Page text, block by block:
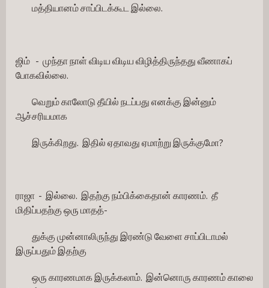
மத்தியானம் சாப்பிடக்கூட இல்லை.
ஜிம்   -  முந்தா நாள் விடிய விடிய விழித்திருந்தது வீணாகப்
போகவில்லை.
வெறும் காலோடு தீயில் நடப்பது எனக்கு இன்னும்
ஆச்சரியமாக
இருக்கிறது.  இதில் ஏதாவது ஏமாற்று இருக்குமோ?
ராஜா  -  இல்லை.  இதற்கு நம்பிக்கைதான் காரணம்.  தீ
மிதிப்பதற்கு ஒரு மாதத்-
துக்கு முன்னாலிருந்து இரண்டு வேளை சாப்பிடாமல்
இருப்பதும் இதற்கு
ஒரு காரணமாக இருக்கலாம்.  இன்னொரு காரணம் காலை